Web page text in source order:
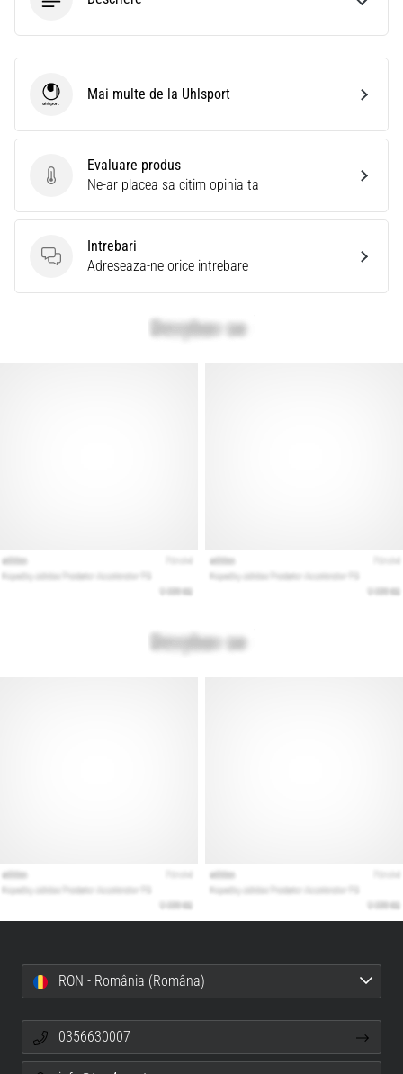
Evaluare produs
Evaluare produs
Ne-ar placea sa citim opinia ta
Intrebari
Intrebari
Adreseaza-ne orice intrebare
UhlsportMai multe de la Uhlsport
RON - România (Româna)
0356630007